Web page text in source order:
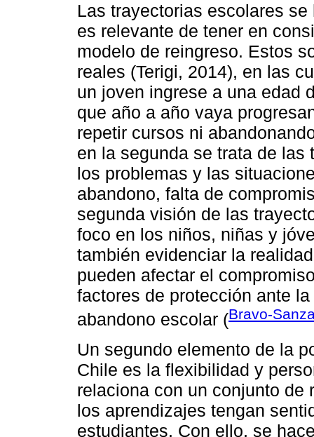
Las trayectorias escolares
es relevante de tener en
modelo de reingreso. Estos
reales (Terigi, 2014), en las
un joven ingrese a una edad
que año a año vaya
repetir cursos ni
en la segunda se trata de
los problemas y las
abandono, falta de
segunda visión de las
foco en los niños, niñas y
también evidenciar la
pueden afectar el
factores de protección ante
abandono escolar (Bravo-
Un segundo elemento de la
Chile es la flexibilidad y
relaciona con un conjunto de
los aprendizajes tengan
estudiantes. Con ello, se